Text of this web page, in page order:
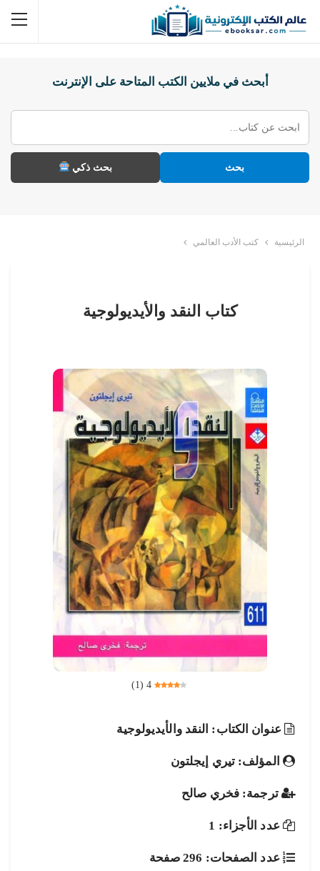
أبحث في ملايين الكتب المتاحة على الإنترنت
بحث بحث ذكي
الرئيسية كتب الأدب العالمي
كتاب النقد والأيديولوجية
4
(
1
)
عنوان الكتاب: النقد والأيديولوجية
المؤلف: تيري إيجلتون
ترجمة: فخري صالح
عدد الأجزاء: 1
عدد الصفحات: 296 صفحة